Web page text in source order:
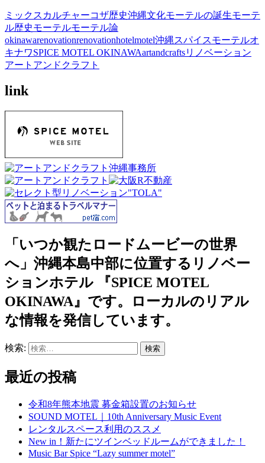
ミックスカルチャーコザ歴史沖縄文化モーテルの誕生モーテ
ル歴史モーテルモーテル論
okinawarenovationrenovationhotelmotel沖縄スパイスモーテルオ
キナワSPICE MOTEL OKINAWAartandcraftsリノベーション
アートアンドクラフト
link
「いつか観たロードムービーの世界
へ」沖縄本島中部に位置するリノベー
ションホテル 『SPICE MOTEL
OKINAWA』です。ローカルのリアル
な情報を発信しています。
検索:
最近の投稿
令和8年熊本地震 募金箱設置のお知らせ
SOUND MOTEL｜10th Anniversary Music Event
レンタルスペース利用のススメ
New in！新たにツインベッドルームができました！
Music Bar Spice “Lazy summer motel”